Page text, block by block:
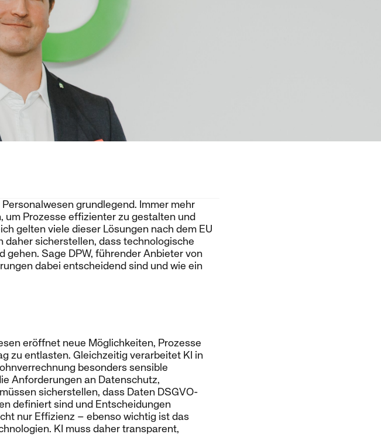
grundlegend. Immer mehr
Prozesse effizienter zu gestalten und
gelten viele dieser Lösungen nach dem EU
sicherstellen, dass technologische
gehen. Sage DPW, führender Anbieter von
dabei entscheidend sind und wie ein
eröffnet neue Möglichkeiten, Prozesse
zu entlasten. Gleichzeitig verarbeitet KI in
besonders sensible
Anforderungen an Datenschutz,
sicherstellen, dass Daten DSGVO-
definiert sind und Entscheidungen
nur Effizienz – ebenso wichtig ist das
KI muss daher transparent,